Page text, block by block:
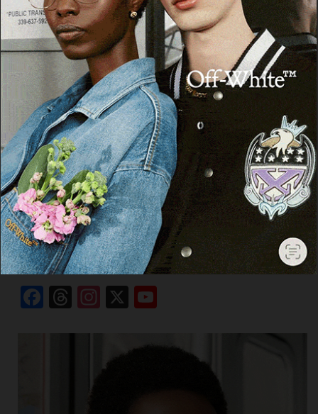
SARDEGNA
Eradicazione peste suina, Salaris
(Riformatori): «Risultato storico grazie alla
Giunta Pigliaru»
26 Settembre 2024, 20:03
Cerca
Cerca
Facebook
Threads
Instagram
X